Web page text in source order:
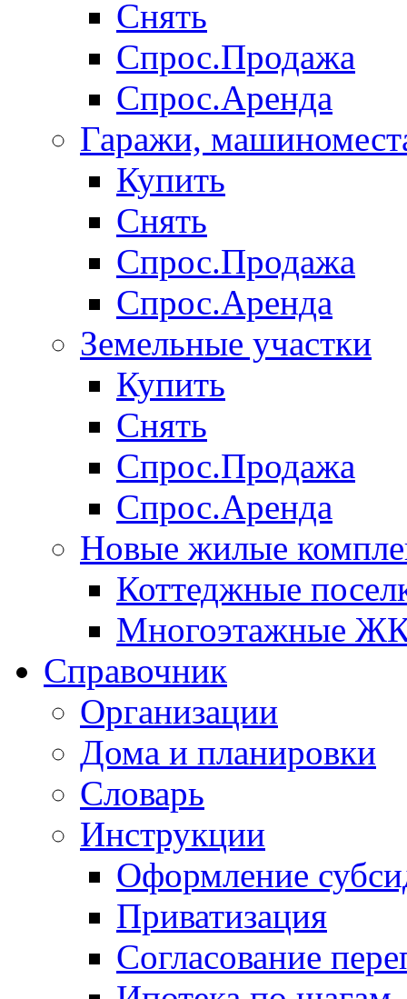
Снять
Спрос.Продажа
Спрос.Аренда
Гаражи,
Купить
Снять
Спрос.Продажа
Спрос.Аренда
Земельные участки
Купить
Снять
Спрос.Продажа
Спрос.Аренда
Новые жилые
Коттеджные
Многоэтажные
Справочник
Организации
Дома и планировки
Словарь
Инструкции
Оформление
Приватизация
Согласование